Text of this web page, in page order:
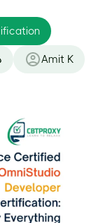
Amit K